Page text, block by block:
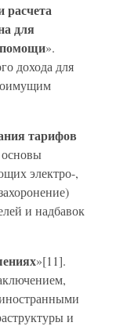
расчета
для
помощи».
дохода для
тарифов
электро-,
и надбавок
»[11].
и